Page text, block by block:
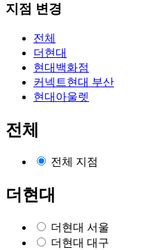
지점 변경
전체
더현대
현대백화점
커넥트현대 부산
현대아울렛
전체
전체 지점
더현대
더현대 서울
더현대 대구